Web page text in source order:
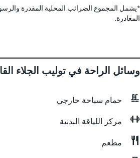
*يشمل المجموع الضرائب المحلية المقدرة
المغادرة.
وسائل الراحة في توليب الجلاء
حمام سباحة خارجي
مركز اللياقة البدنية
مطعم